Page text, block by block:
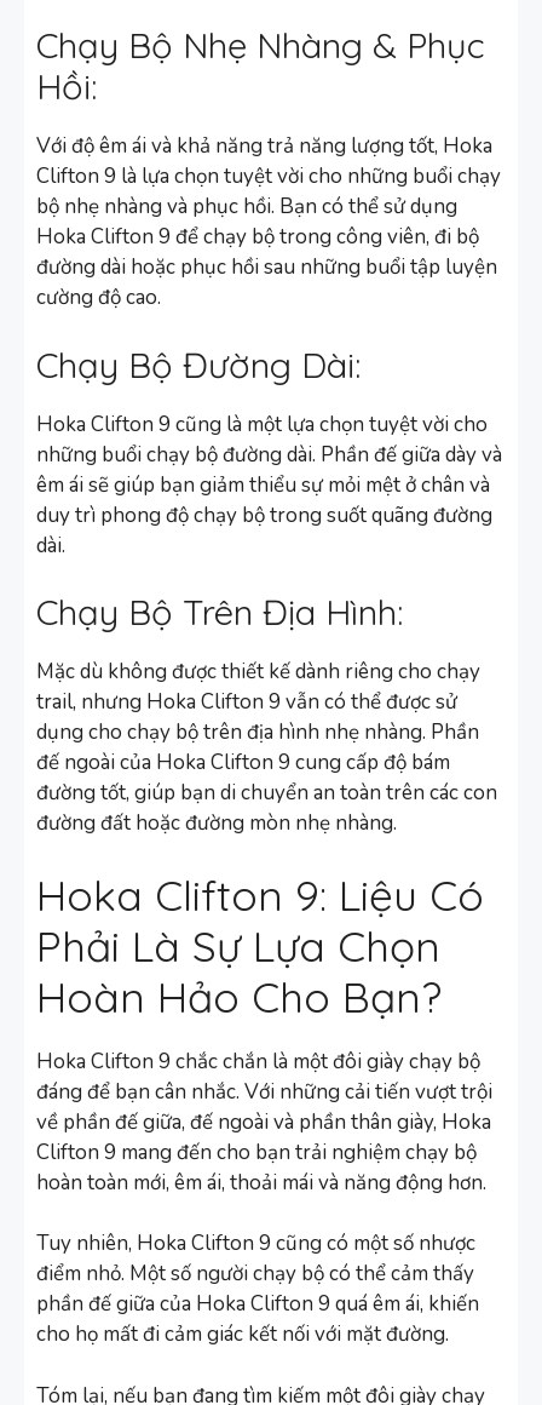
Chạy Bộ Nhẹ Nhàng & Phục
Hồi:
Với độ êm ái và khả năng trả năng lượng tốt, Hoka
Clifton 9 là lựa chọn tuyệt vời cho những buổi chạy
bộ nhẹ nhàng và phục hồi. Bạn có thể sử dụng
Hoka Clifton 9 để chạy bộ trong công viên, đi bộ
đường dài hoặc phục hồi sau những buổi tập luyện
cường độ cao.
Chạy Bộ Đường Dài:
Hoka Clifton 9 cũng là một lựa chọn tuyệt vời cho
những buổi chạy bộ đường dài. Phần đế giữa dày và
êm ái sẽ giúp bạn giảm thiểu sự mỏi mệt ở chân và
duy trì phong độ chạy bộ trong suốt quãng đường
dài.
Chạy Bộ Trên Địa Hình:
Mặc dù không được thiết kế dành riêng cho chạy
trail, nhưng Hoka Clifton 9 vẫn có thể được sử
dụng cho chạy bộ trên địa hình nhẹ nhàng. Phần
đế ngoài của Hoka Clifton 9 cung cấp độ bám
đường tốt, giúp bạn di chuyển an toàn trên các con
đường đất hoặc đường mòn nhẹ nhàng.
Hoka Clifton 9: Liệu Có
Phải Là Sự Lựa Chọn
Hoàn Hảo Cho Bạn?
Hoka Clifton 9 chắc chắn là một đôi giày chạy bộ
đáng để bạn cân nhắc. Với những cải tiến vượt trội
về phần đế giữa, đế ngoài và phần thân giày, Hoka
Clifton 9 mang đến cho bạn trải nghiệm chạy bộ
hoàn toàn mới, êm ái, thoải mái và năng động hơn.
Tuy nhiên, Hoka Clifton 9 cũng có một số nhược
điểm nhỏ. Một số người chạy bộ có thể cảm thấy
phần đế giữa của Hoka Clifton 9 quá êm ái, khiến
cho họ mất đi cảm giác kết nối với mặt đường.
Tóm lại, nếu bạn đang tìm kiếm một đôi giày chạy